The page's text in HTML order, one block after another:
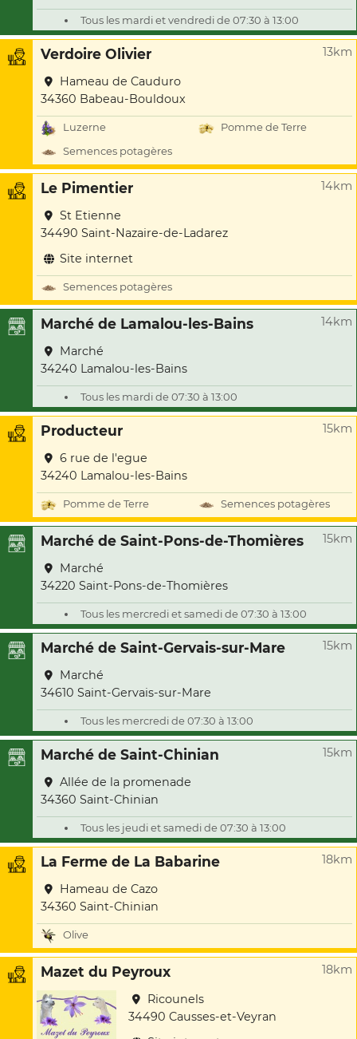
Tous les mardi et vendredi de 07:30 à 13:00
Verdoire Olivier 13km
Hameau de Cauduro
34360 Babeau-Bouldoux
Luzerne
Pomme de Terre
Semences potagères
Le Pimentier 14km
St Etienne
34490 Saint-Nazaire-de-Ladarez
Site internet
Semences potagères
Marché de Lamalou-les-Bains 14km
Marché
34240 Lamalou-les-Bains
Tous les mardi de 07:30 à 13:00
Producteur 15km
6 rue de l'egue
34240 Lamalou-les-Bains
Pomme de Terre Semences potagères
Marché de Saint-Pons-de-Thomières 15km
Marché
34220 Saint-Pons-de-Thomières
Tous les mercredi et samedi de 07:30 à 13:00
Marché de Saint-Gervais-sur-Mare 15km
Marché
34610 Saint-Gervais-sur-Mare
Tous les mercredi de 07:30 à 13:00
Marché de Saint-Chinian 15km
Allée de la promenade
34360 Saint-Chinian
Tous les jeudi et samedi de 07:30 à 13:00
La Ferme de La Babarine 18km
Hameau de Cazo
34360 Saint-Chinian
Olive
Mazet du Peyroux 18km
Ricounels
34490 Causses-et-Veyran